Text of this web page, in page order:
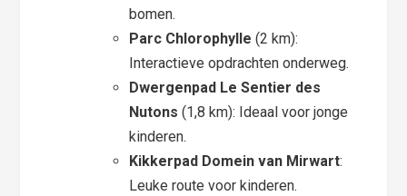
bomen.
Parc Chlorophylle(2 km):
Interactieve opdrachten onderweg.
Dwergenpad Le Sentier des
Nutons (1,8 km): Ideaal voor jonge
kinderen.
Kikkerpad Domein van Mirwart:
Leuke route voor kinderen.